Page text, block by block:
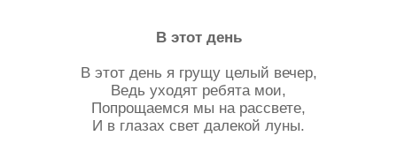
В этот день
В этот день я грущу целый вечер,
Ведь уходят ребята мои,
Попрощаемся мы на рассвете,
И в глазах свет далекой луны.